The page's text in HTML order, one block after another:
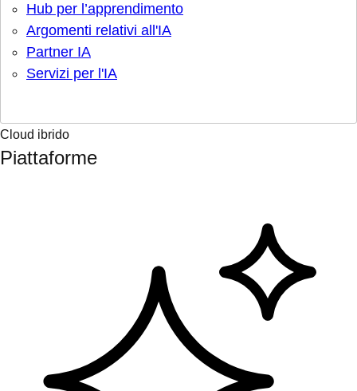
Hub per l’apprendimento
Argomenti relativi all'IA
Partner IA
Servizi per l'IA
Cloud ibrido
Piattaforme